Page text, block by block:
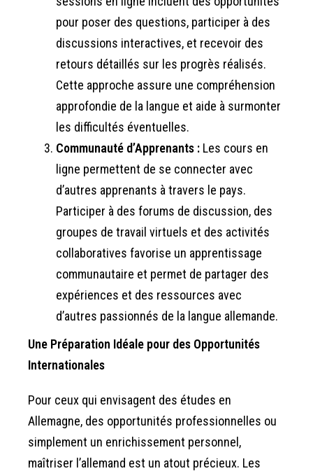
pour poser des questions, participer à des
discussions interactives, et recevoir des
retours détaillés sur les progrès réalisés.
Cette approche assure une compréhension
approfondie de la langue et aide à surmonter
les difficultés éventuelles.
Communauté d’Apprenants : Les cours en
ligne permettent de se connecter avec
d’autres apprenants à travers le pays.
Participer à des forums de discussion, des
groupes de travail virtuels et des activités
collaboratives favorise un apprentissage
communautaire et permet de partager des
expériences et des ressources avec
d’autres passionnés de la langue allemande.
Une Préparation Idéale pour des Opportunités
Internationales
Pour ceux qui envisagent des études en
Allemagne, des opportunités professionnelles ou
simplement un enrichissement personnel,
maîtriser l’allemand est un atout précieux. Les